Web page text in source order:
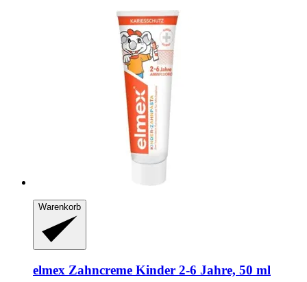
Warenkorb
elmex Zahncreme Kinder 2-​6 Jahre, 50 ml